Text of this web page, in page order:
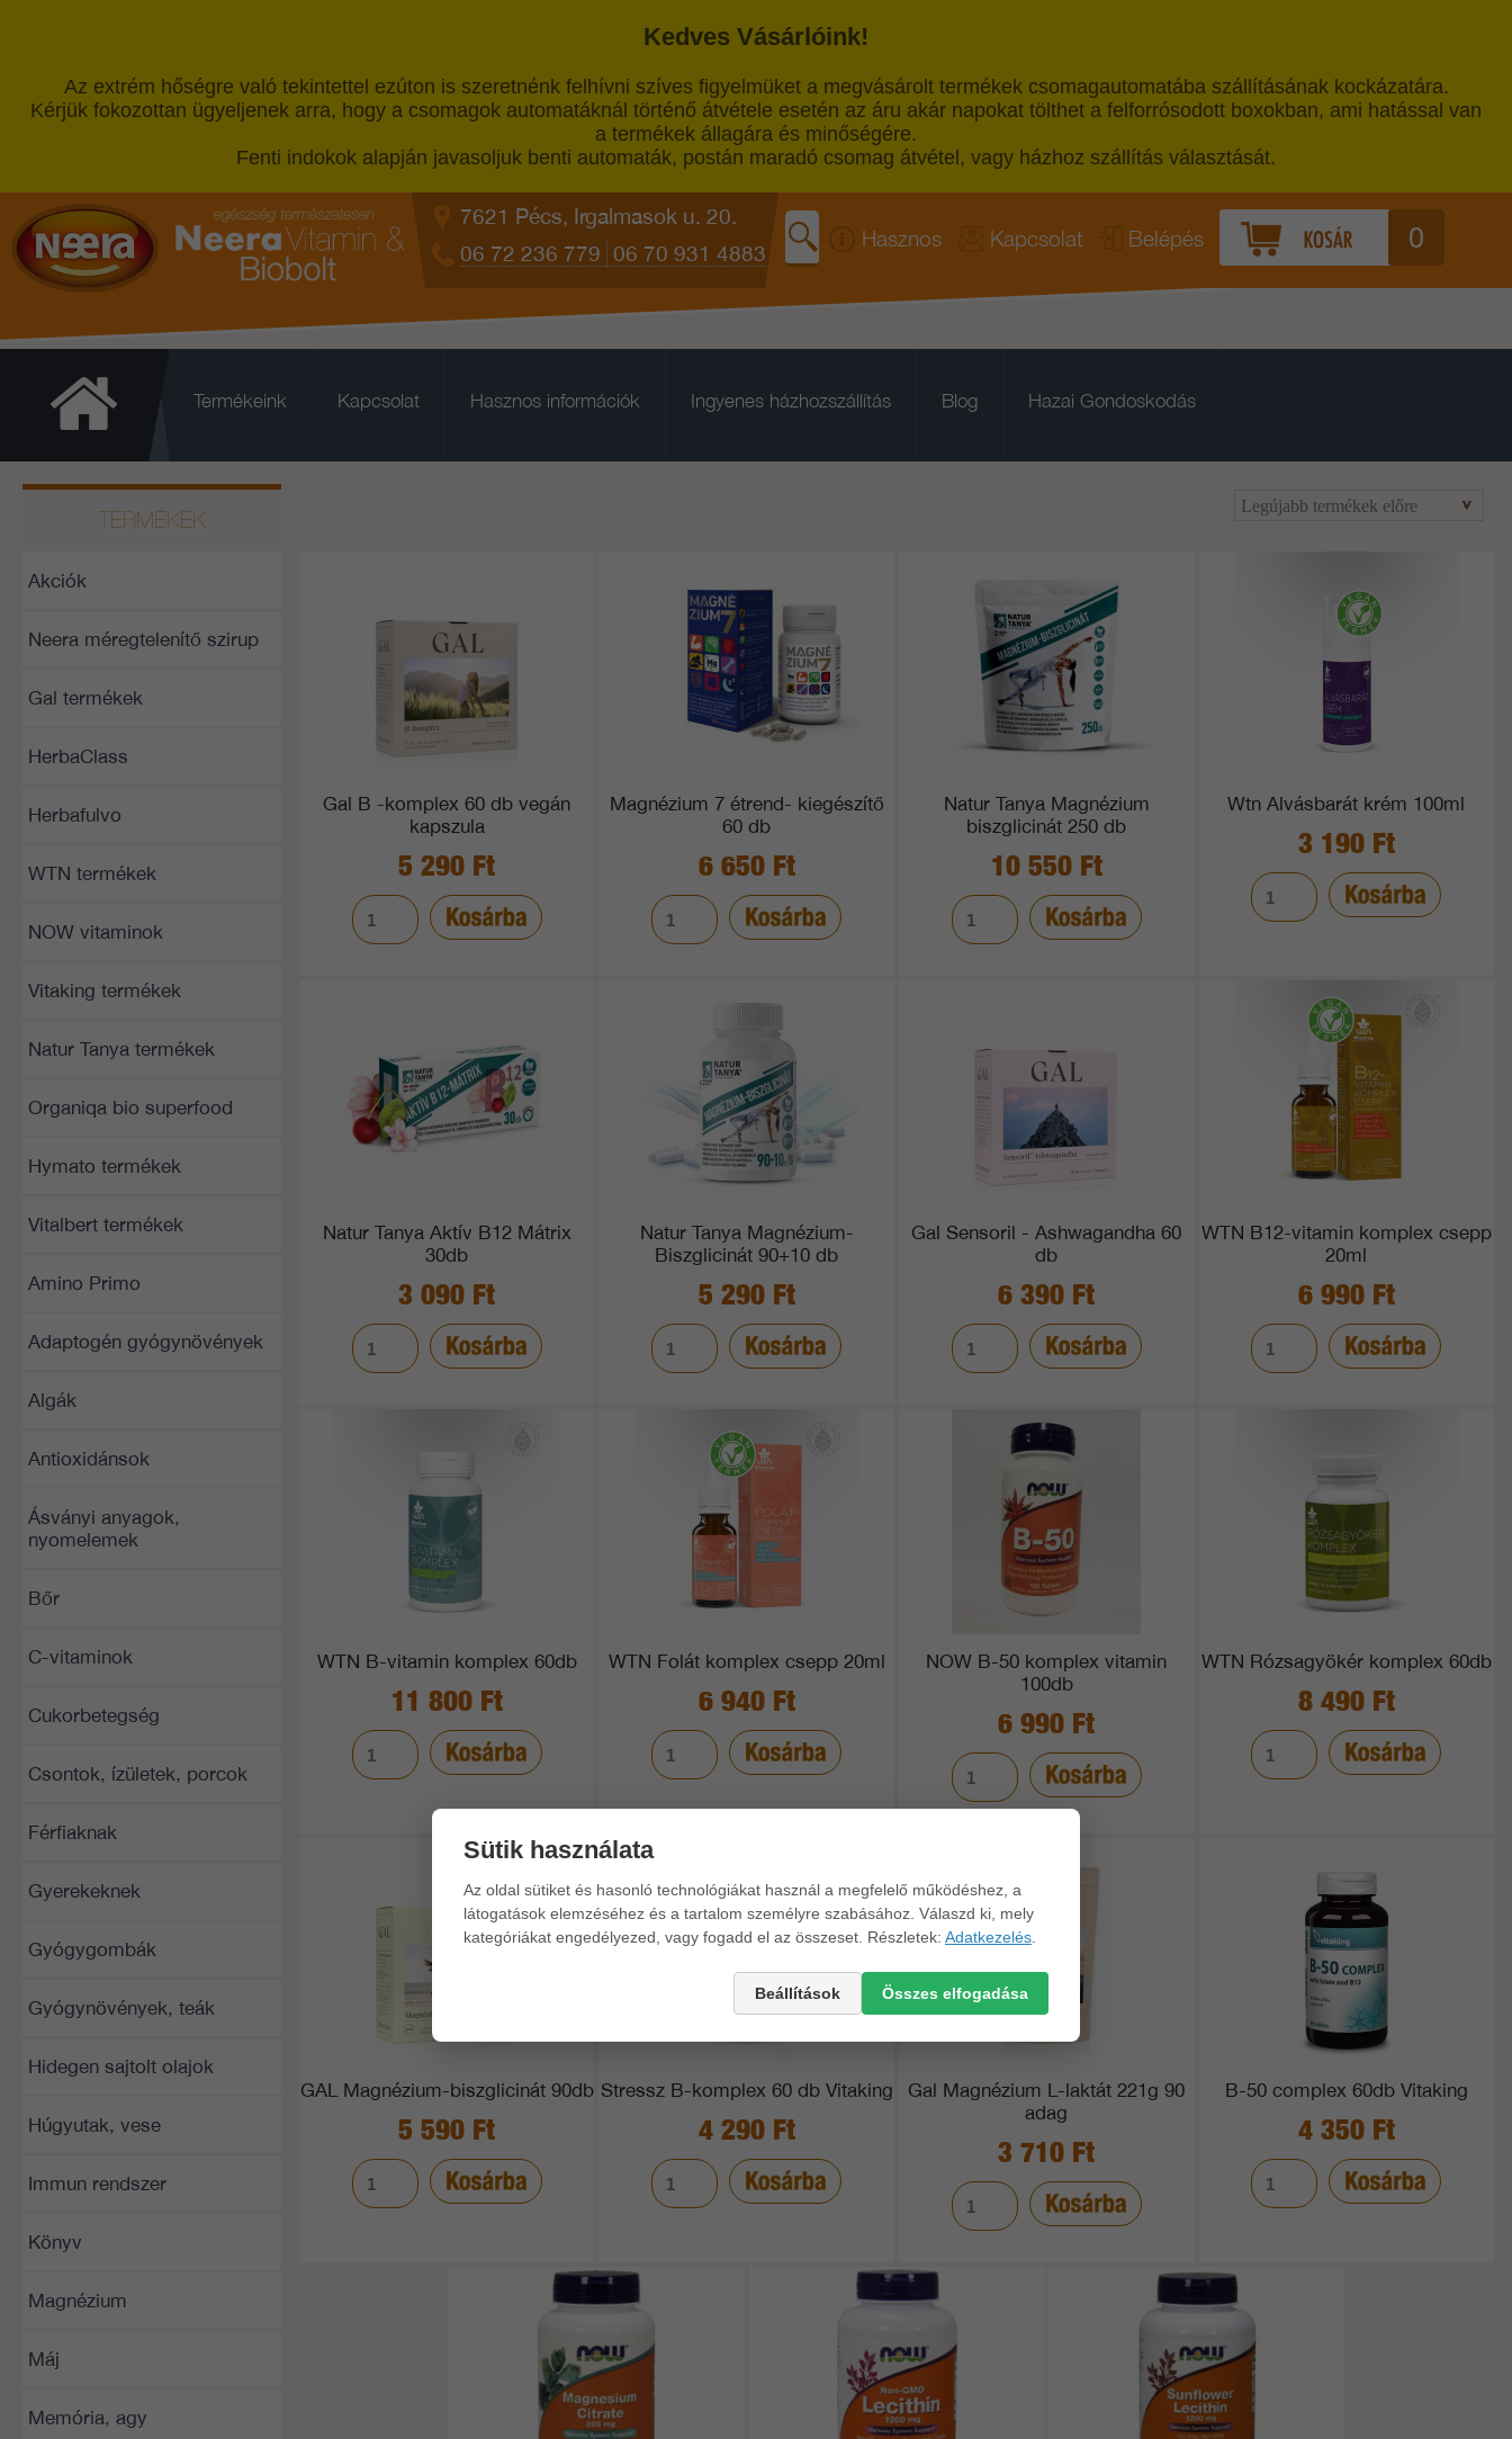
Kedves Vásárlóink!
Az extrém hőségre való tekintettel ezúton is szeretnénk felhívni szíves figyelmüket a megvásárolt termékek csomagautomatába szállításának kockázatára.
Kérjük fokozottan ügyeljenek arra, hogy a csomagok automatáknál történő átvétele esetén az áru akár napokat tölthet a felforrósodott boxokban, ami hatással van
a termékek állagára és minőségére.
Fenti indokok alapján javasoljuk benti automaták, postán maradó csomag átvétel, vagy házhoz szállítás választását.
7621 Pécs, Irgalmasok u. 20.
06 72 236 779 06 70 931 4883
Hasznos Kapcsolat Belépés 0
Termékeink Kapcsolat Hasznos információk Ingyenes házhozszállítás Blog Hazai Gondoskodás
TERMÉKEK
Akciók
Neera méregtelenítő szirup
Gal termékek
HerbaClass
Herbafulvo
WTN termékek
NOW vitaminok
Vitaking termékek
Natur Tanya termékek
Organiqa bio superfood
Hymato termékek
Vitalbert termékek
Amino Primo
Adaptogén gyógynövények
Algák
Antioxidánsok
Ásványi anyagok,
nyomelemek
Bőr
C-vitaminok
Cukorbetegség
Csontok, ízületek, porcok
Férfiaknak
Gyerekeknek
Gyógygombák
Gyógynövények, teák
Hidegen sajtolt olajok
Húgyutak, vese
Immun rendszer
Könyv
Magnézium
Máj
Memória, agy
Gal B -komplex 60 db vegán
kapszula
5 290 Ft
Magnézium 7 étrend- kiegészítő
60 db
6 650 Ft
Natur Tanya Magnézium
biszglicinát 250 db
10 550 Ft
Wtn Alvásbarát krém 100ml
3 190 Ft
Natur Tanya Aktív B12 Mátrix
30db
3 090 Ft
Natur Tanya Magnézium-
Biszglicinát 90+10 db
5 290 Ft
Gal Sensoril - Ashwagandha 60
db
6 390 Ft
WTN B12-vitamin komplex csepp
20ml
6 990 Ft
WTN B-vitamin komplex 60db
11 800 Ft
WTN Folát komplex csepp 20ml
6 940 Ft
NOW B-50 komplex vitamin
100db
6 990 Ft
WTN Rózsagyökér komplex 60db
8 490 Ft
GAL Magnézium-biszglicinát 90db
5 590 Ft
Stressz B-komplex 60 db Vitaking
4 290 Ft
Gal Magnézium L-laktát 221g 90
adag
3 710 Ft
B-50 complex 60db Vitaking
4 350 Ft
Sütik használata
Az oldal sütiket és hasonló technológiákat használ a megfelelő működéshez, a
látogatások elemzéséhez és a tartalom személyre szabásához. Válaszd ki, mely
kategóriákat engedélyezed, vagy fogadd el az összeset. Részletek: Adatkezelés
Beállítások Összes elfogadása